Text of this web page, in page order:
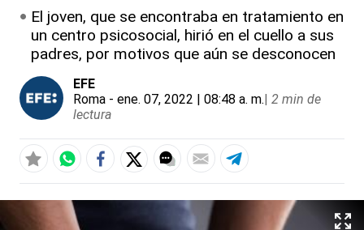
El joven, que se encontraba en tratamiento en
un centro psicosocial, hirió en el cuello a sus
padres, por motivos que aún se desconocen
EFE
Roma - ene. 07, 2022 | 08:48 a. m.| 2 min de
lectura